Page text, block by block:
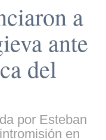
a
ante
del
por Esteban
en